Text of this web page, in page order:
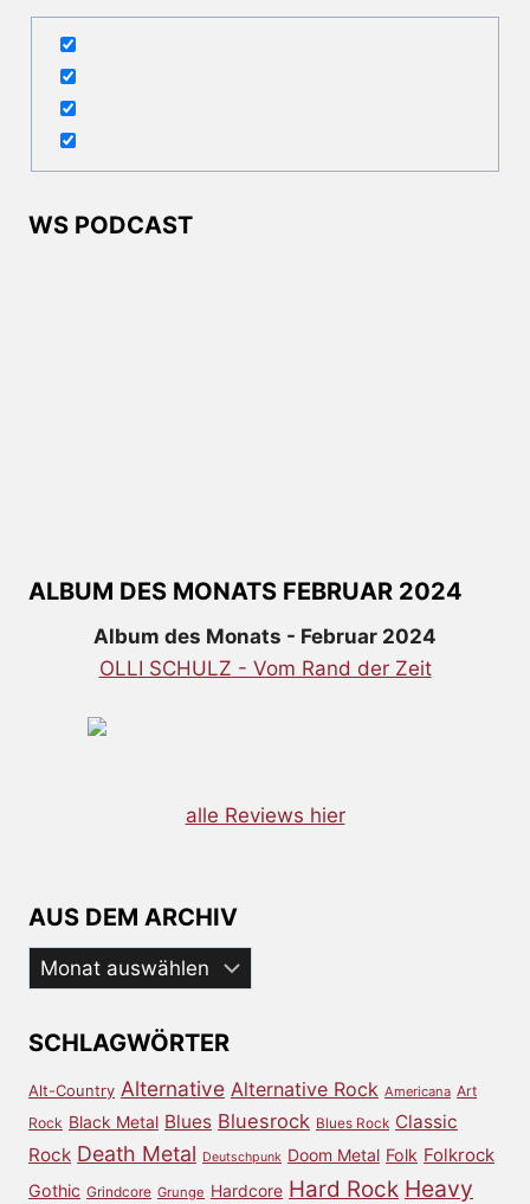
WS PODCAST
ALBUM DES MONATS FEBRUAR 2024
Album des Monats - Februar 2024
OLLI SCHULZ - Vom Rand der Zeit
alle Reviews hier
AUS DEM ARCHIV
Aus
dem
SCHLAGWÖRTER
Alt-Country Alternative Alternative Rock Americana Art
Rock Black Metal Blues Bluesrock Blues Rock Classic
Rock Death Metal Deutschpunk Doom Metal Folk Folkrock
Gothic Grindcore Grunge Hardcore Hard Rock Heavy